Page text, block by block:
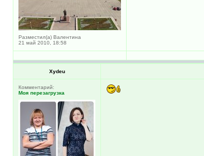
Разместил(а) Валентина
21 май 2010, 18:58
Xydeu
Комментарий:
Моя перезагрузка